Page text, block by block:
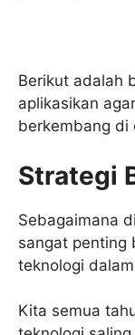
Berikut adalah
aplikasikan
berkembang di
Strategi
Sebagaimana
sangat penting
teknologi
Kita semua